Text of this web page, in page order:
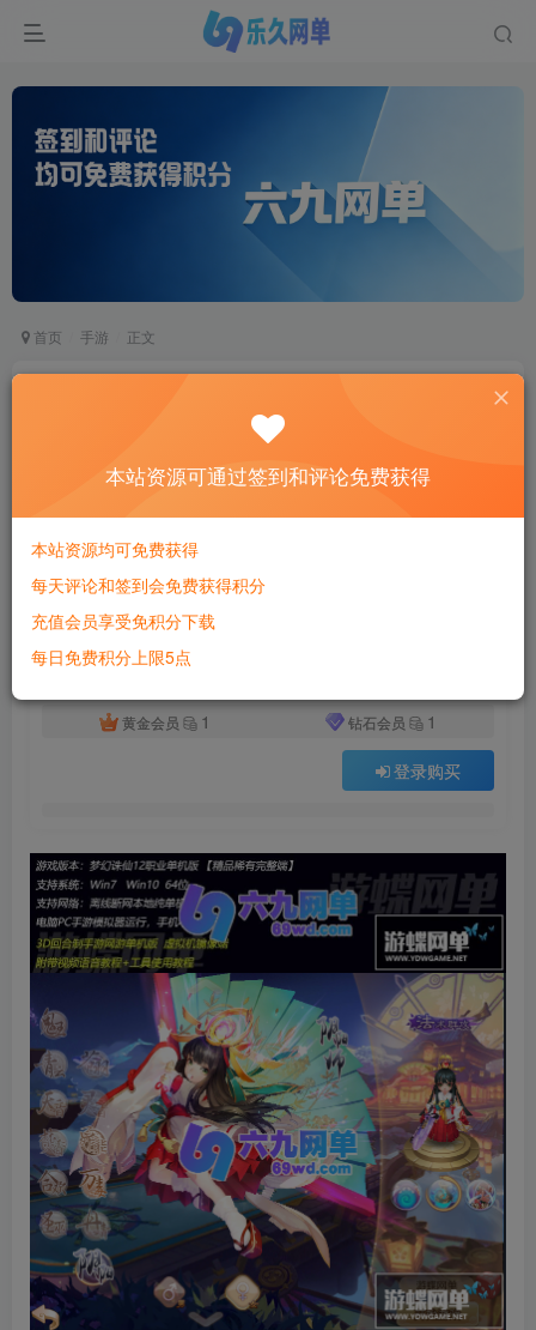
首页 手游 正文
梦幻诛仙网单单机版12职业阴阳师回合手游GM刷
六九网单
2个月前更新
关注
0 4734 553
此内容为付费资源，请付费后查看
黄金会员
1 钻石会员 1
登录购买
付费资源
本站资源可通过签到和评论免费获得
本站资源均可免费获得
每天评论和签到会免费获得积分
充值会员享受免积分下载
每日免费积分上限5点